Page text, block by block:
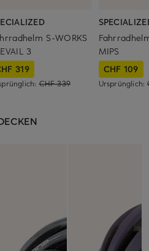
S-WORKS
3
319
CHF 339
MIPS
CHF 109
Ursprünglich: